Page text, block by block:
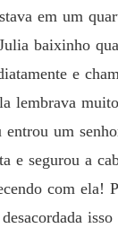
em um
baixinho
e
lembrava
entrou um
e segurou a
com ela!